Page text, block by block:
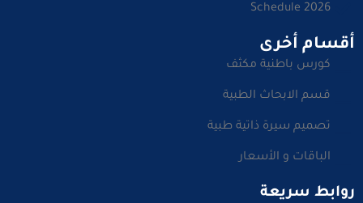
Schedule 2026
أقسام أخرى
كورس باطنية مكثف
قسم الابحاث الطبية
تصميم سيرة ذاتية طبية
الباقات و الأسعار
روابط سريعة